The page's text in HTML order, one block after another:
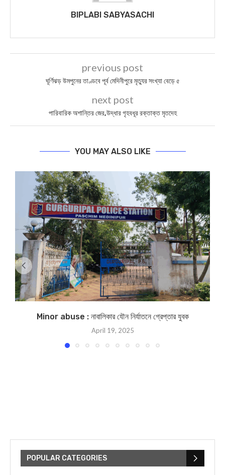
BIPLABI SABYASACHI
previous post
ঘূর্ণিঝড় উমপুনের তাণ্ডবে পূর্ব মেদিনীপুরে মৃত্যুর সংখ্যা বেড়ে ৫
next post
পারিবারিক অশান্তির জের,উদ্ধার গৃহবধূর রক্তাক্ত মৃতদেহ
YOU MAY ALSO LIKE
Minor abuse : নাবালিকার যৌন নির্যাতনে গ্রেপ্তার যুবক
April 19, 2025
POPULAR CATEGORIES